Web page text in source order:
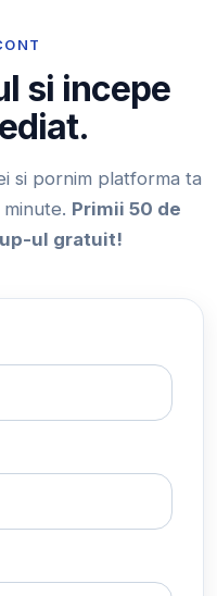
si incepe
si pornim platforma ta
Primii 50 de
ul gratuit!